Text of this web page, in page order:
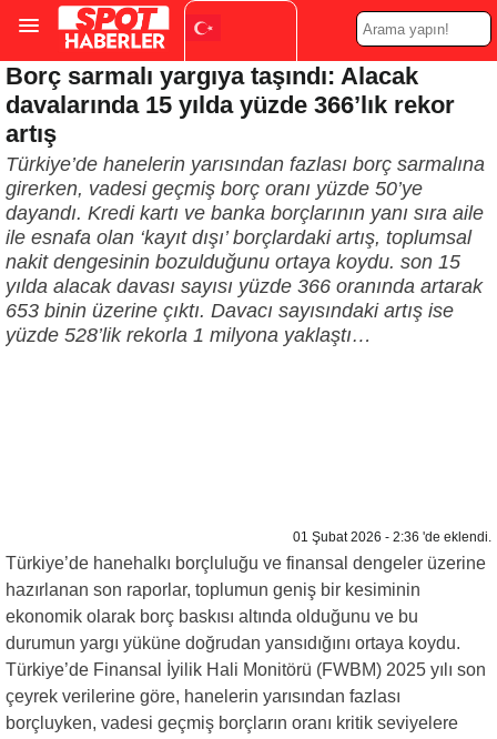
Turkish ▼
Borç sarmalı yargıya taşındı: Alacak
davalarında 15 yılda yüzde 366’lık rekor
artış
Türkiye’de hanelerin yarısından fazlası borç sarmalına
girerken, vadesi geçmiş borç oranı yüzde 50’ye
dayandı. Kredi kartı ve banka borçlarının yanı sıra aile
ile esnafa olan ‘kayıt dışı’ borçlardaki artış, toplumsal
nakit dengesinin bozulduğunu ortaya koydu. son 15
yılda alacak davası sayısı yüzde 366 oranında artarak
653 binin üzerine çıktı. Davacı sayısındaki artış ise
yüzde 528’lik rekorla 1 milyona yaklaştı…
01 Şubat 2026 - 2:36 'de eklendi.
Türkiye’de hanehalkı borçluluğu ve finansal dengeler üzerine
hazırlanan son raporlar, toplumun geniş bir kesiminin
ekonomik olarak borç baskısı altında olduğunu ve bu
durumun yargı yüküne doğrudan yansıdığını ortaya koydu.
Türkiye’de Finansal İyilik Hali Monitörü (FWBM) 2025 yılı son
çeyrek verilerine göre, hanelerin yarısından fazlası
borçluyken, vadesi geçmiş borçların oranı kritik seviyelere